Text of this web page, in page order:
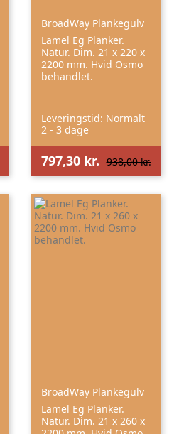
BroadWay Plankegulv
Lamel Eg Planker.
Natur. Dim. 21 x 220 x
2200 mm. Hvid Osmo
behandlet.
Leveringstid: Normalt
2 - 3 dage
797,30 kr. 938,00 kr.
BroadWay Plankegulv
Lamel Eg Planker.
Natur. Dim. 21 x 260 x